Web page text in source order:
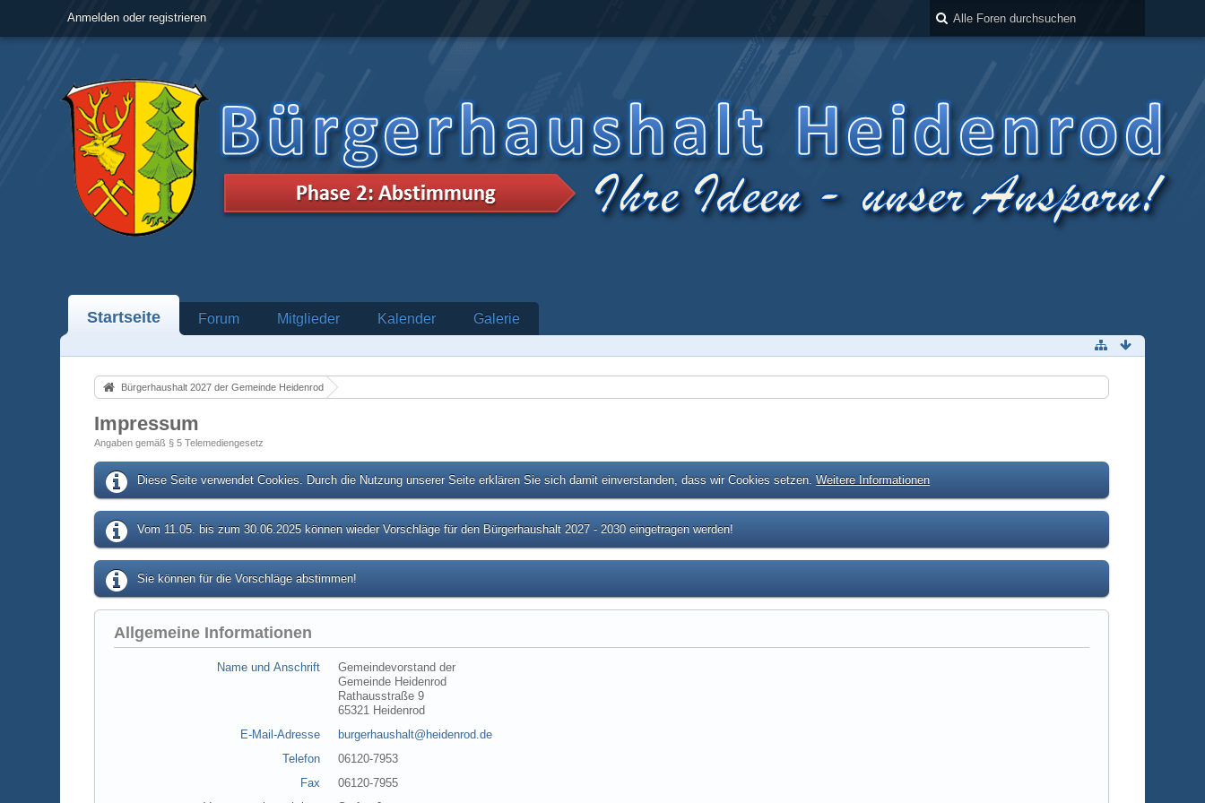
Anmelden oder registrieren
Startseite Forum Mitglieder Kalender Galerie
Bürgerhaushalt 2027 der Gemeinde Heidenrod
Impressum
Angaben gemäß § 5 Telemediengesetz
Diese Seite verwendet Cookies. Durch die Nutzung unserer Seite erklären Sie sich damit einverstanden, dass wir Cookies setzen.Weitere Informationen
Vom 11.05. bis zum 30.06.2025 können wieder Vorschläge für den Bürgerhaushalt 2027 - 2030 eingetragen werden!
Sie können für die Vorschläge abstimmen!
Allgemeine Informationen
Name und Anschrift
Gemeindevorstand der
Gemeinde Heidenrod
Rathausstraße 9
65321 Heidenrod
E-Mail-Adresse
burgerhaushalt@heidenrod.de
Telefon
06120-7953
Fax
06120-7955